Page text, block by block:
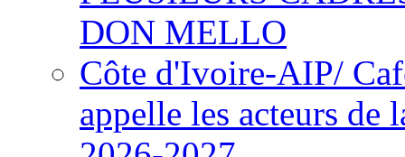
DON MELLO
Côte d'Ivoire-AIP/
appelle les acteurs de